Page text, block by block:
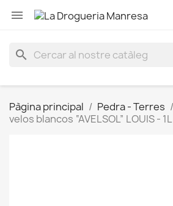

search
Pàgina principal Pedra - Terres
velos blancos “AVELSOL” LOUIS - 1L